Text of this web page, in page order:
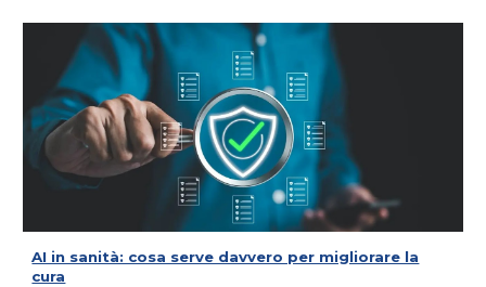
AI in sanità: cosa serve davvero per migliorare la
cura